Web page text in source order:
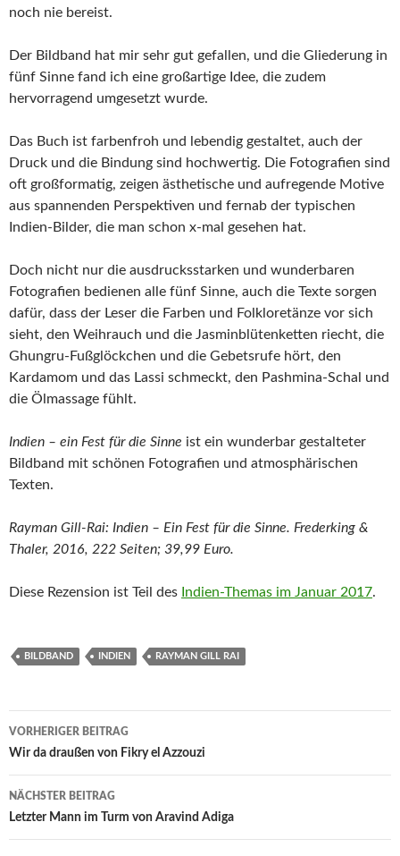
noch nie bereist.
Der Bildband hat mir sehr gut gefallen, und die Gliederung in
fünf Sinne fand ich eine großartige Idee, die zudem
hervorragend umgesetzt wurde.
Das Buch ist farbenfroh und lebendig gestaltet, auch der
Druck und die Bindung sind hochwertig. Die Fotografien sind
oft großformatig, zeigen ästhetische und aufregende Motive
aus spannenden Perspektiven und fernab der typischen
Indien-Bilder, die man schon x-mal gesehen hat.
Doch nicht nur die ausdrucksstarken und wunderbaren
Fotografien bedienen alle fünf Sinne, auch die Texte sorgen
dafür, dass der Leser die Farben und Folkloretänze vor sich
sieht, den Weihrauch und die Jasminblütenketten riecht, die
Ghungru-Fußglöckchen und die Gebetsrufe hört, den
Kardamom und das Lassi schmeckt, den Pashmina-Schal und
die Ölmassage fühlt.
Indien – ein Fest für die Sinne ist ein wunderbar gestalteter
Bildband mit schönen Fotografien und atmosphärischen
Texten.
Rayman Gill-Rai: Indien – Ein Fest für die Sinne. Frederking &
Thaler, 2016, 222 Seiten; 39,99 Euro.
Diese Rezension ist Teil des Indien-Themas im Januar 2017.
BILDBAND INDIEN RAYMAN GILL RAI
Beitragsnavigation
VORHERIGER BEITRAG
Wir da draußen von Fikry el Azzouzi
NÄCHSTER BEITRAG
Letzter Mann im Turm von Aravind Adiga